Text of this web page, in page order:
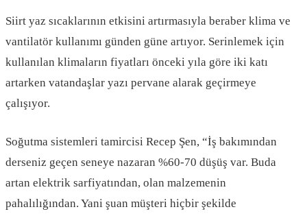
Siirt yaz sıcaklarının etkisini artırmasıyla beraber klima ve
vantilatör kullanımı günden güne artıyor. Serinlemek için
kullanılan klimaların fiyatları önceki yıla göre iki katı
artarken vatandaşlar yazı pervane alarak geçirmeye
çalışıyor.
Soğutma sistemleri tamircisi Recep Şen, “İş bakımından
derseniz geçen seneye nazaran %60-70 düşüş var. Buda
artan elektrik sarfiyatından, olan malzemenin
pahalılığından. Yani şuan müşteri hiçbir şekilde